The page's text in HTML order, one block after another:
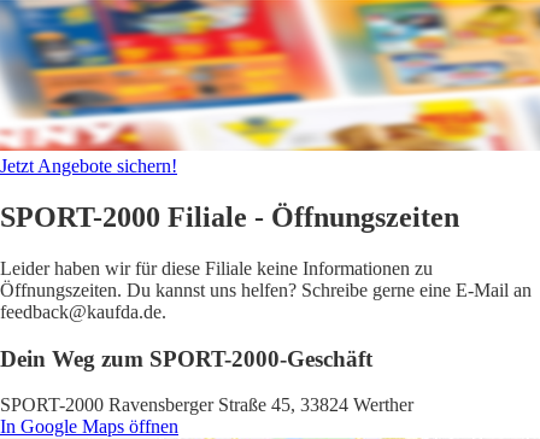
Jetzt Angebote sichern!
SPORT-2000 Filiale - Öffnungszeiten
Leider haben wir für diese Filiale keine Informationen zu
Öffnungszeiten. Du kannst uns helfen? Schreibe gerne eine E-Mail an
feedback@kaufda.de.
Dein Weg zum SPORT-2000-Geschäft
SPORT-2000 Ravensberger Straße 45, 33824 Werther
In Google Maps öffnen